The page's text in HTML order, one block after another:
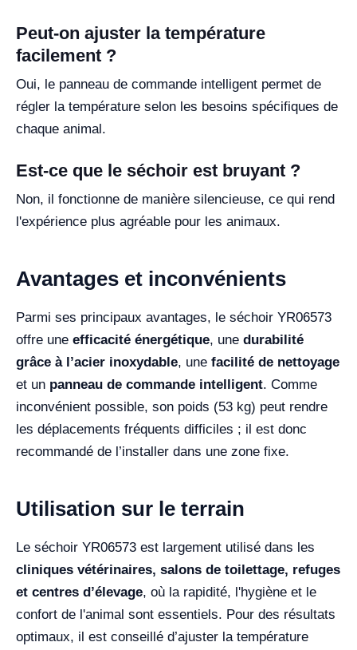
Peut-on ajuster la température
facilement ?
Oui, le panneau de commande intelligent permet de
régler la température selon les besoins spécifiques de
chaque animal.
Est-ce que le séchoir est bruyant ?
Non, il fonctionne de manière silencieuse, ce qui rend
l'expérience plus agréable pour les animaux.
Avantages et inconvénients
Parmi ses principaux avantages, le séchoir YR06573
offre une efficacité énergétique, une durabilité
grâce à l’acier inoxydable, une facilité de nettoyage
et un panneau de commande intelligent. Comme
inconvénient possible, son poids (53 kg) peut rendre
les déplacements fréquents difficiles ; il est donc
recommandé de l’installer dans une zone fixe.
Utilisation sur le terrain
Le séchoir YR06573 est largement utilisé dans les
cliniques vétérinaires, salons de toilettage, refuges
et centres d’élevage, où la rapidité, l'hygiène et le
confort de l'animal sont essentiels. Pour des résultats
optimaux, il est conseillé d’ajuster la température